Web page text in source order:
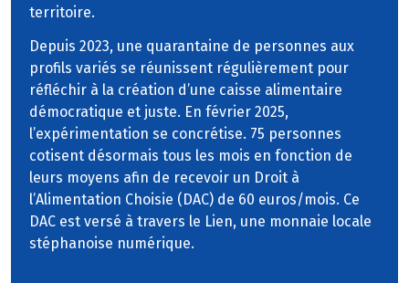
territoire.
Depuis 2023, une quarantaine de personnes aux
profils variés se réunissent régulièrement pour
réfléchir à la création d’une caisse alimentaire
démocratique et juste. En février 2025,
l’expérimentation se concrétise. 75 personnes
cotisent désormais tous les mois en fonction de
leurs moyens afin de recevoir un Droit à
l’Alimentation Choisie (DAC) de 60 euros/mois. Ce
DAC est versé à travers le Lien, une monnaie locale
stéphanoise numérique.